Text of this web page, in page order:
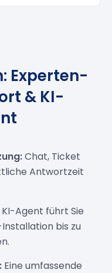
Experten-
& KI-
Chat, Ticket
Antwortzeit
Agent führt Sie
bis zu
Eine umfassende